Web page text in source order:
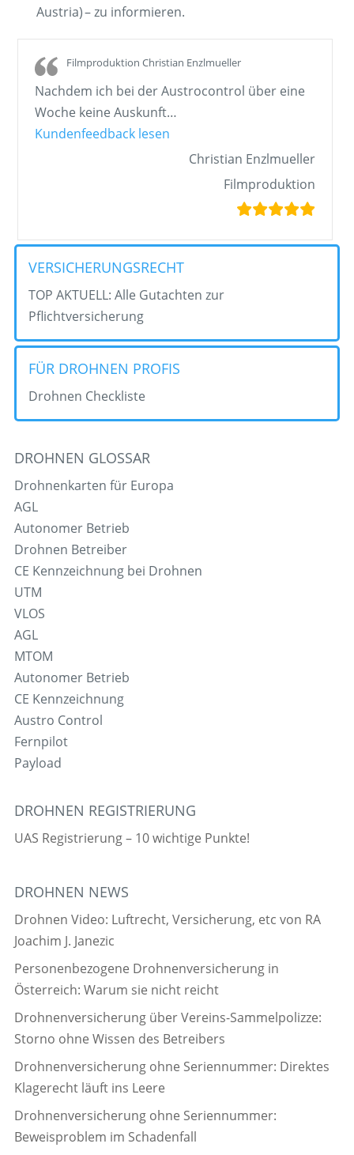
Austria) – zu informieren.
Filmproduktion Christian Enzlmueller
Nachdem ich bei der Austrocontrol über eine
Woche keine Auskunft…
Kundenfeedback lesen
Christian Enzlmueller
Filmproduktion
VERSICHERUNGSRECHT
TOP AKTUELL: Alle Gutachten zur
Pflichtversicherung
FÜR DROHNEN PROFIS
Drohnen Checkliste
DROHNEN GLOSSAR
Drohnenkarten für Europa
AGL
Autonomer Betrieb
Drohnen Betreiber
CE Kennzeichnung bei Drohnen
UTM
VLOS
AGL
MTOM
Autonomer Betrieb
CE Kennzeichnung
Austro Control
Fernpilot
Payload
DROHNEN REGISTRIERUNG
UAS Registrierung – 10 wichtige Punkte!
DROHNEN NEWS
Drohnen Video: Luftrecht, Versicherung, etc von RA
Joachim J. Janezic
Personenbezogene Drohnenversicherung in
Österreich: Warum sie nicht reicht
Drohnenversicherung über Vereins-Sammelpolizze:
Storno ohne Wissen des Betreibers
Drohnenversicherung ohne Seriennummer: Direktes
Klagerecht läuft ins Leere
Drohnenversicherung ohne Seriennummer:
Beweisproblem im Schadenfall